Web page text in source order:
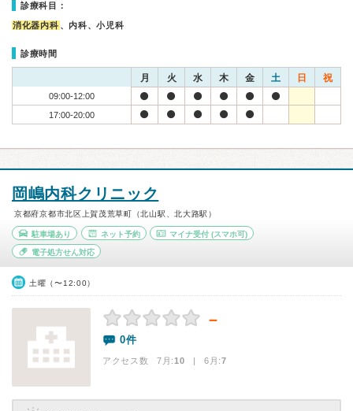
診療科目：
消化器内科 、内科、小児科
診療時間
月 火 水 木 金 土 日 祝
09:00-12:00
17:00-20:00
岡嶋内科クリニック
京都府京都市北区上賀茂荒草町（北山駅、北大路駅）
駐車場あり ネット予約 マイナ受付 (スマホ可)
電子処方せん対応
土曜（〜12:00）
－
0件
アクセス数 7月:10 | 6月:7